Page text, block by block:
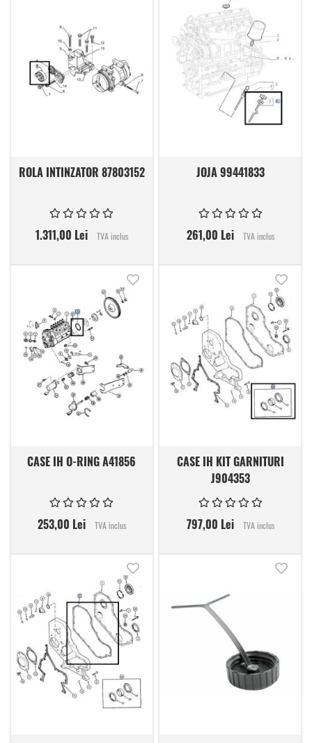
ROLA INTINZATOR 87803152
1.311,00 Lei TVA inclus
JOJA 99441833
261,00 Lei TVA inclus
CASE IH O-RING A41856
253,00 Lei TVA inclus
CASE IH KIT GARNITURI
J904353
797,00 Lei TVA inclus